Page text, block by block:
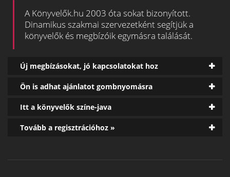
A Könyvelők.hu 2003 óta sokat bizonyított.
Dinamikus szakmai szervezetként segítjük a
könyvelők és megbízóik egymásra találását.
Új megbízásokat, jó kapcsolatokat hoz
Ön is adhat ajánlatot gombnyomásra
Itt a könyvelők színe-java
Tovább a regisztrációhoz »